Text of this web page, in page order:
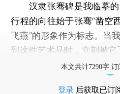
汉隶张骞碑是我临摹的
行程的向往始于张骞“凿空
飞燕”的形象作为标志。当
到这件艺术品时，立刻被它
本文共计7290字
登录 后获取已订